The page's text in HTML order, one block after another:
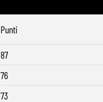
Pellegrini fa le visite e
sul Bologna”. Poi esalta
il suo trequartista: Nusa
Punti
87
76
73